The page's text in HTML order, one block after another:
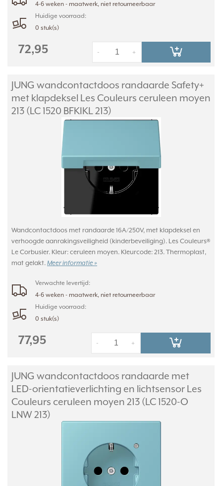
4-6 weken - maatwerk, niet retourneerbaar
Huidige voorraad:
0 stuk(s)
72,95 +
-
JUNG wandcontactdoos randaarde Safety+
met klapdeksel Les Couleurs ceruleen moyen
213 (LC 1520 BFKIKL 213)
Wandcontactdoos met randaarde 16A/250V, met klapdeksel en
verhoogde aanrakingsveiligheid (kinderbeveiliging). Les Couleurs®
Le Corbusier. Kleur: ceruleen moyen. Kleurcode: 213. Thermoplast,
mat gelakt. Meer informatie »
Verwachte levertijd:
4-6 weken - maatwerk, niet retourneerbaar
Huidige voorraad:
0 stuk(s)
77,95 +
-
JUNG wandcontactdoos randaarde met
LED-orientatieverlichting en lichtsensor Les
Couleurs ceruleen moyen 213 (LC 1520-O
LNW 213)